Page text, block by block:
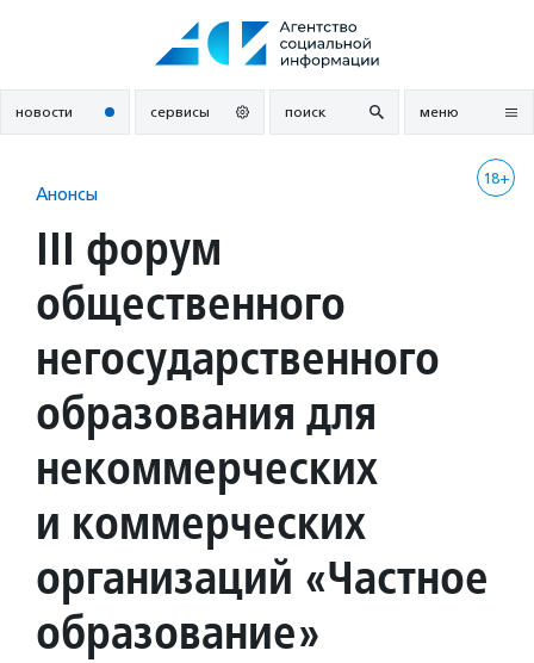
новости сервисы поиск меню
18+
Анонсы
III форум
общественного
негосударственного
образования для
некоммерческих
и коммерческих
организаций «Частное
образование»